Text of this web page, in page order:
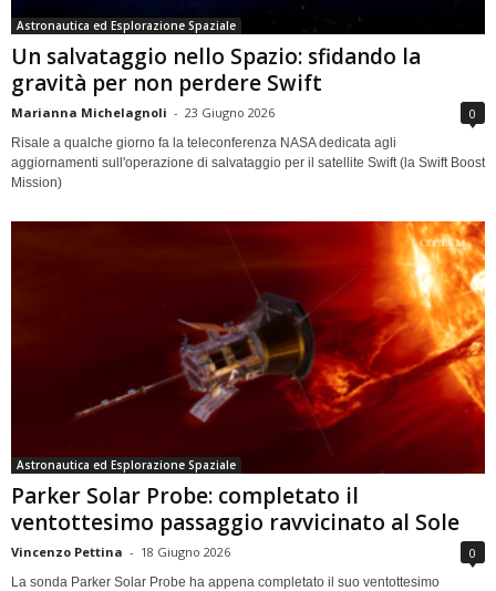
Astronautica ed Esplorazione Spaziale
Un salvataggio nello Spazio: sfidando la
gravità per non perdere Swift
Marianna Michelagnoli - 23 Giugno 2026 0
Risale a qualche giorno fa la teleconferenza NASA dedicata agli
aggiornamenti sull'operazione di salvataggio per il satellite Swift (la Swift Boost
Mission)
Astronautica ed Esplorazione Spaziale
Parker Solar Probe: completato il
ventottesimo passaggio ravvicinato al Sole
Vincenzo Pettina - 18 Giugno 2026 0
La sonda Parker Solar Probe ha appena completato il suo ventottesimo